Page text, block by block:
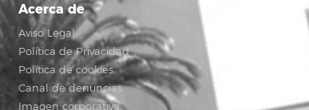
Acerca de
Aviso Legal
Política de Privacidad
Política de cookies
Canal de denuncias
Imagen corporativa